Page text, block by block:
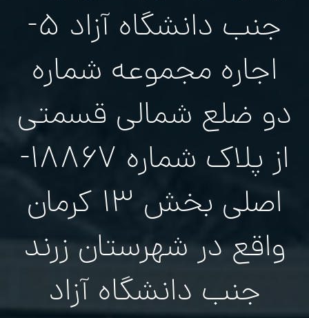
جنب دانشگاه آزاد ۵-
اجاره مجموعه شماره
دو ضلع شمالی قسمتی
از پلاک شماره ۱۸۸۶۷-
اصلی بخش ۱۳ کرمان
واقع در شهرستان زرند
جنب دانشگاه آزاد